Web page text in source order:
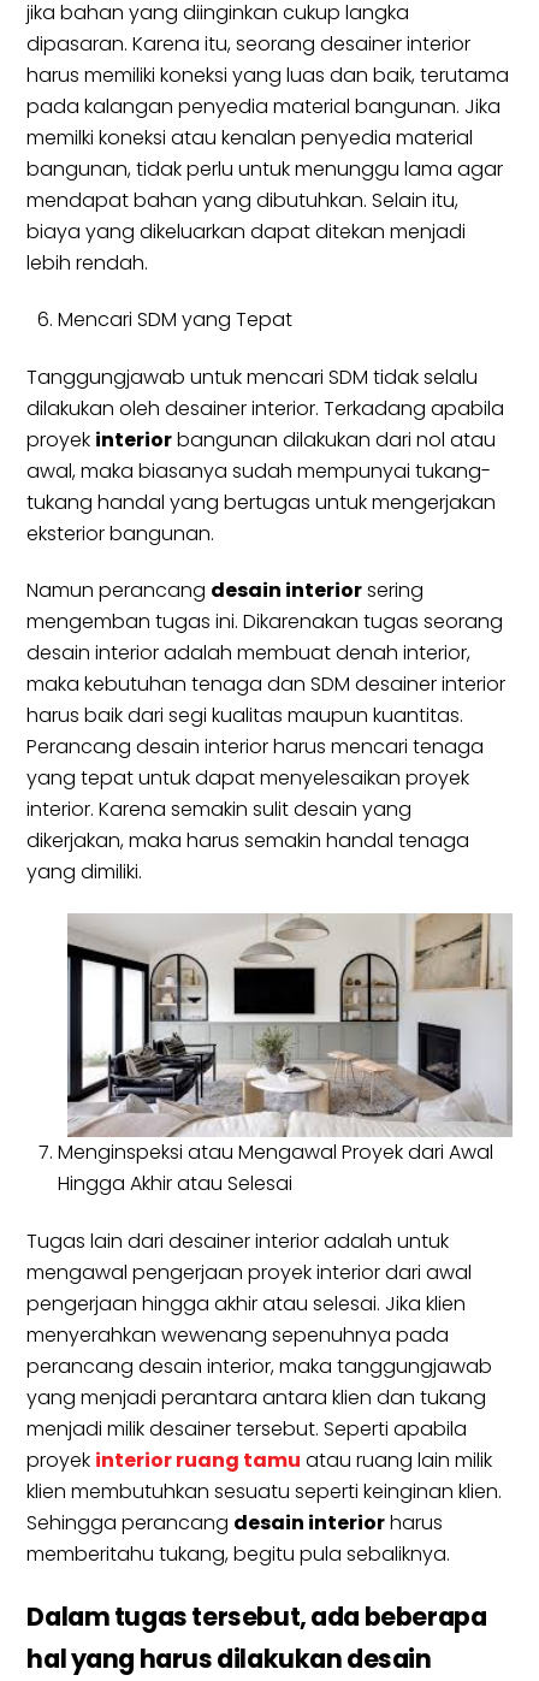
jika bahan yang diinginkan cukup langka
dipasaran. Karena itu, seorang desainer interior
harus memiliki koneksi yang luas dan baik, terutama
pada kalangan penyedia material bangunan. Jika
memilki koneksi atau kenalan penyedia material
bangunan, tidak perlu untuk menunggu lama agar
mendapat bahan yang dibutuhkan. Selain itu,
biaya yang dikeluarkan dapat ditekan menjadi
lebih rendah.
Mencari SDM yang Tepat
Tanggungjawab untuk mencari SDM tidak selalu
dilakukan oleh desainer interior. Terkadang apabila
proyek interiorbangunan dilakukan dari nol atau
awal, maka biasanya sudah mempunyai tukang-
tukang handal yang bertugas untuk mengerjakan
eksterior bangunan.
Namun perancang desain interiorsering
mengemban tugas ini. Dikarenakan tugas seorang
desain interior adalah membuat denah interior,
maka kebutuhan tenaga dan SDM desainer interior
harus baik dari segi kualitas maupun kuantitas.
Perancang desain interior harus mencari tenaga
yang tepat untuk dapat menyelesaikan proyek
interior. Karena semakin sulit desain yang
dikerjakan, maka harus semakin handal tenaga
yang dimiliki.
Menginspeksi atau Mengawal Proyek dari Awal
Hingga Akhir atau Selesai
Tugas lain dari desainer interior adalah untuk
mengawal pengerjaan proyek interior dari awal
pengerjaan hingga akhir atau selesai. Jika klien
menyerahkan wewenang sepenuhnya pada
perancang desain interior, maka tanggungjawab
yang menjadi perantara antara klien dan tukang
menjadi milik desainer tersebut. Seperti apabila
proyek interior ruang tamu atau ruang lain milik
klien membutuhkan sesuatu seperti keinginan klien.
Sehingga perancang desain interiorharus
memberitahu tukang, begitu pula sebaliknya.
Dalam tugas tersebut, ada beberapa
hal yang harus dilakukan desain